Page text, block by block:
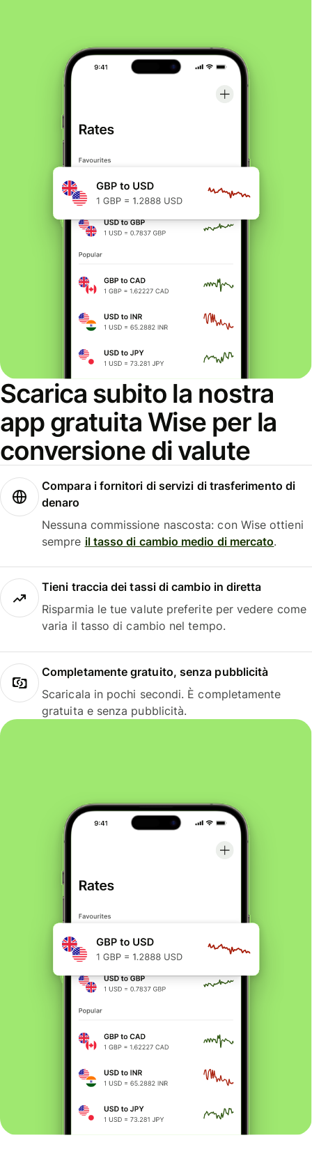
Scarica subito la nostra
app gratuita Wise per la
conversione di valute
Compara i fornitori di servizi di trasferimento di
denaro
Nessuna commissione nascosta: con Wise ottieni
sempre il tasso di cambio medio di mercato.
Tieni traccia dei tassi di cambio in diretta
Risparmia le tue valute preferite per vedere come
varia il tasso di cambio nel tempo.
Completamente gratuito, senza pubblicità
Scaricala in pochi secondi. È completamente
gratuita e senza pubblicità.